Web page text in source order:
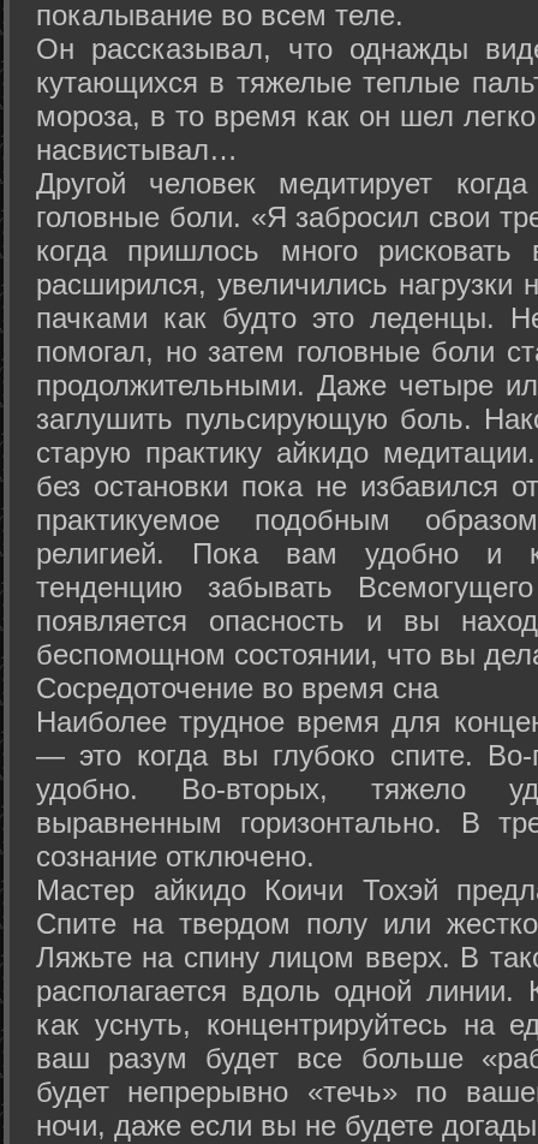
покалывание во всем теле.
Он рассказывал, что однажды
кутающихся в тяжелые теплые
мороза, в то время как он шел
насвистывал…
Другой человек медитирует
головные боли. «Я забросил свои
когда пришлось много
расширился, увеличились нагрузки
пачками как будто это леденцы.
помогал, но затем головные боли
продолжительными. Даже четыре
заглушить пульсирующую боль.
старую практику айкидо
без остановки пока не избавился
практикуемое подобным
религией. Пока вам удобно и
тенденцию забывать
появляется опасность и вы
беспомощном состоянии, что вы
Сосредоточение во время сна
Наиболее трудное время для
— это когда вы глубоко спите.
удобно. Во-вторых, тяжело
выравненным горизонтально. В
сознание отключено.
Мастер айкидо Коичи Тохэй
Спите на твердом полу или
Ляжьте на спину лицом вверх. В
располагается вдоль одной
как уснуть, концентрируйтесь на
ваш разум будет все больше
будет непрерывно «течь» по
ночи, даже если вы не будете